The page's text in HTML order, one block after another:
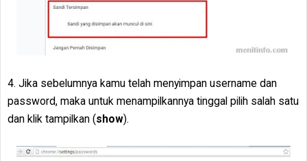
4. Jika sebelumnya kamu telah menyimpan username dan
password, maka untuk menampilkannya tinggal pilih salah satu
dan klik tampilkan (show).